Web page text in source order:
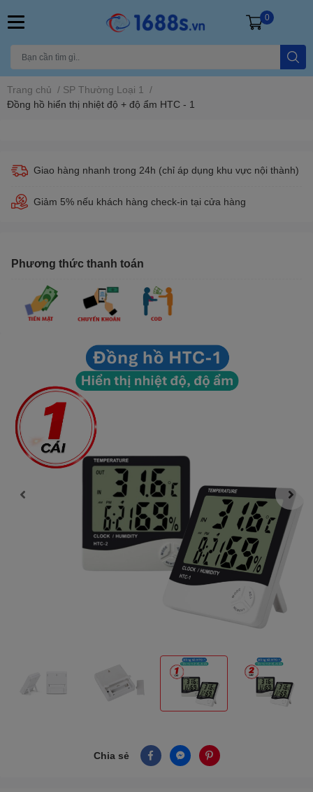
0
Trang chủ / SP Thường Loại 1
/
Đồng hồ hiển thị nhiệt độ + độ ẩm HTC - 1
Giao hàng nhanh trong 24h (chỉ áp dụng khu vực nội thành)
Giảm 5% nếu khách hàng check-in tại cửa hàng
Phương thức thanh toán
Chia sẻ